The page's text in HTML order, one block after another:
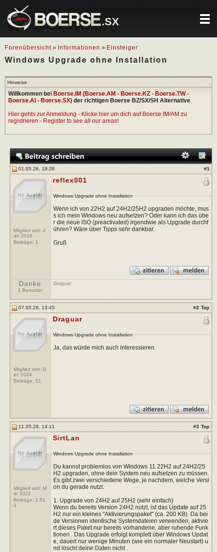
.SX
Forenübersicht » Informationen » Einsteiger
Windows Upgrade ohne Installation
Hinweise
Willkommen bei Boerse.IM (Boerse.AM - Boerse.KZ - Boerse.TW-
Boerse.AI - Boerse.SX) der richtigen Boerse BZ/SX/SH Alternative
Hier gehts zur Anmeldung - Klicke hier um dich auf Boerse.IM/AM zu
registrieren - Register to see all our areas!
01.05.26, 19:28 #1
Mitglied seit: J
an 2016
Beiträge: 1
reflex001
Windows Upgrade ohne Installation
Wenn ich von 22H2 auf 24H2/25H2 upgraden möchte, mus
s ich mein Windows neu aufsetzen? Oder kann ich das übe
r die neue ISO (preactivated) irgendwie als Upgrade durchf
ühren? Wäre über Tipps sehr dankbar.
Gruß
Danke
1 Benutzer
Draguar
07.05.26, 13:45 #2 Top
Mitglied seit: D
ec 2024
Beiträge: 51
Draguar
Windows Upgrade ohne Installation
Ja, das würde mich auch interessieren.
11.05.26, 14:11 #3 Top
Mitglied seit: M
ar 2022
Beiträge: 1.51
1
SirtLan
Windows Upgrade ohne Installation
Du kannst problemlos von Windows 11 22H2 auf 24H2/25
H2 upgraden, ohne dein System neu aufsetzen zu müssen.
Es gibt zwei verschiedene Wege, je nachdem, welche Versi
on du gerade nutzt.
1. Upgrade von 24H2 auf 25H2 (sehr einfach)
Wenn du bereits Version 24H2 nutzt, ist das Update auf 25
H2 nur ein kleines "Aktivierungspaket" (ca. 200 KB). Da bei
de Versionen identische Systemdateien verwenden, aktivie
rt dieses Paket nur bereits vorhandene, aber ruhende Funk
tionen . Das Upgrade erfolgt komplett über Windows Updat
e, dauert nur wenige Minuten (wie ein normaler Neustart) u
nd löscht deine Daten nicht .